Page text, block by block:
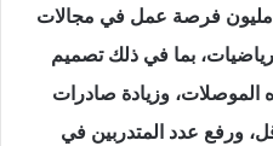
مليون فرصة عمل في مجالات
بما في ذلك تصميم
الموصلات، وزيادة صادرات
20%على الأقل، ورفع عدد المتدربين في